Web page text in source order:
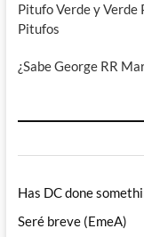
Pitufo Verde y Verde
Pitufos
¿Sabe George RR
Has DC done
Seré breve (EmeA)